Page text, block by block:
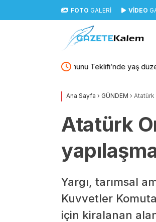
FOTO GALERİ VİDEO
Tekerrürde Polis Akademisi 3 bin
Ana Sayfa › GÜNDEM › Atatürk
Atatürk
Yargı, tarımsal
Kuvvetler
için kiralanan